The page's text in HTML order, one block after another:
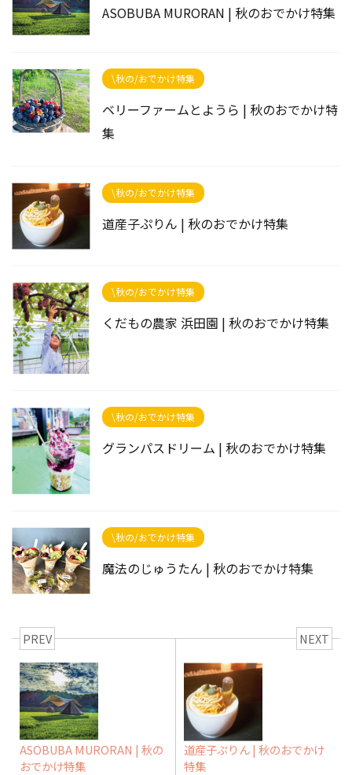
ASOBUBA MURORAN | 秋のおでかけ特集
\秋の/おでかけ特集
ベリーファームとようら | 秋のおでかけ特
集
\秋の/おでかけ特集
道産子ぷりん | 秋のおでかけ特集
\秋の/おでかけ特集
くだもの農家 浜田園 | 秋のおでかけ特集
\秋の/おでかけ特集
グランパスドリーム | 秋のおでかけ特集
\秋の/おでかけ特集
魔法のじゅうたん | 秋のおでかけ特集
PREV
ASOBUBA MURORAN | 秋の
おでかけ特集
NEXT
道産子ぷりん | 秋のおでかけ
特集